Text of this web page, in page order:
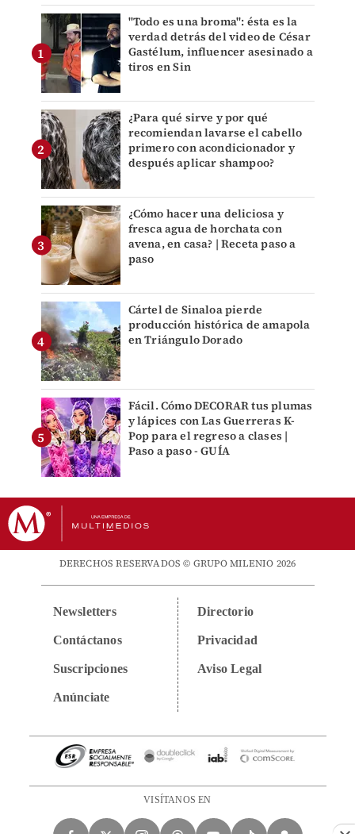
"Todo es una broma": ésta es la
verdad detrás del video de César
Gastélum, influencer asesinado a
tiros en Sin
¿Para qué sirve y por qué
recomiendan lavarse el cabello
primero con acondicionador y
después aplicar shampoo?
¿Cómo hacer una deliciosa y
fresca agua de horchata con
avena, en casa? | Receta paso a
paso
Cártel de Sinaloa pierde
producción histórica de amapola
en Triángulo Dorado
Fácil. Cómo DECORAR tus plumas
y lápices con Las Guerreras K-
Pop para el regreso a clases |
Paso a paso - GUÍA
DERECHOS RESERVADOS © GRUPO MILENIO 2026
Newsletters
Contáctanos
Suscripciones
Anúnciate
Directorio
Privacidad
Aviso Legal
VISÍTANOS EN